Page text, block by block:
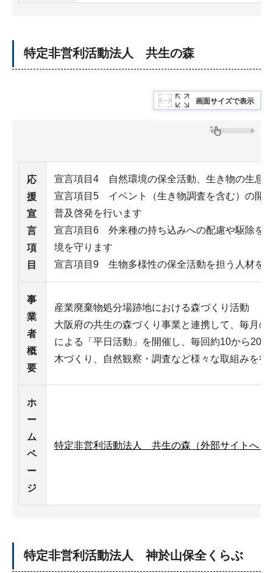
特定非営利活動法人 共生の森
画面サイズで表示
応
援
宣
言
項
目
宣言項目4 自然環境の保全活動、生き物の生息
宣言項目5 イベント（生き物調査を含む）の開
普及啓発を行います
宣言項目6 外来種の持ち込みへの配慮や駆除を
境を守ります
宣言項目9 生物多様性の保全活動を担う人材を
事
業
者
概
要
産業廃棄物処分場跡地における森づくり活動
大阪府の共生の森づくり事業と連携して、毎月
による「平日活動」を開催し、毎回約10から20
木づくり、自然観察・調査など様々な取組みを行
ホ
ー
ム
ペ
ー
ジ
特定非営利活動法人 共生の森（外部サイトへリ
特定非営利活動法人 神於山保全くらぶ